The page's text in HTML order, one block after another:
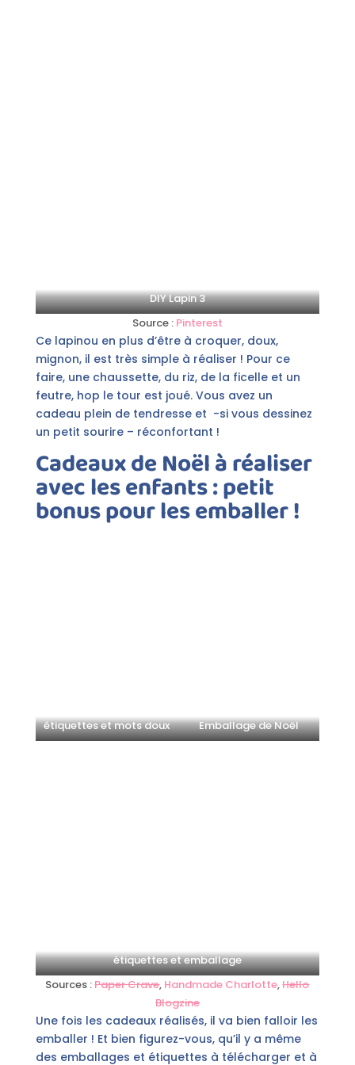
DIY Lapin 3
Source : Pinterest
Ce lapinou en plus d’être à croquer, doux,
mignon, il est très simple à réaliser ! Pour ce
faire, une chaussette, du riz, de la ficelle et un
feutre, hop le tour est joué. Vous avez un
cadeau plein de tendresse et -si vous dessinez
un petit sourire – réconfortant !
Cadeaux de Noël à réaliser
avec les enfants : petit
bonus pour les emballer !
étiquettes et mots doux Emballage de Noël
étiquettes et emballage
Sources :Paper Crave, Handmade Charlotte,Hello
Blogzine
Une fois les cadeaux réalisés, il va bien falloir les
emballer ! Et bien figurez-vous, qu’il y a même
des emballages et étiquettes à télécharger et à